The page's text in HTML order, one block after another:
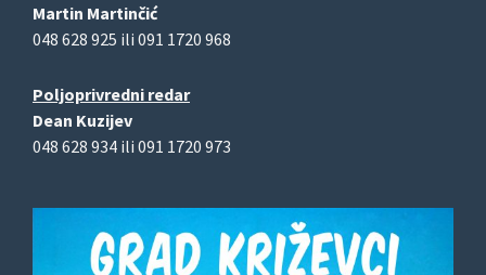
Martin Martinčić
048 628 925 ili 091 1720 968
Poljoprivredni redar
Dean Kuzijev
048 628 934 ili 091 1720 973